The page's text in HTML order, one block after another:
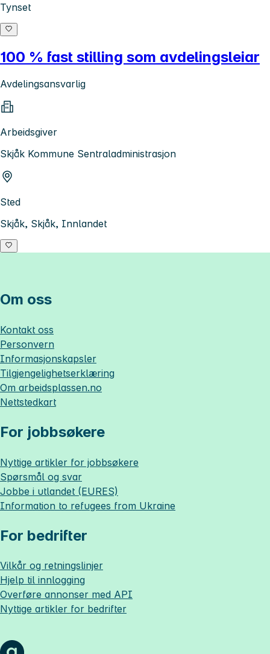
Tynset
100 % fast stilling som avdelingsleiar
Avdelingsansvarlig
Arbeidsgiver
Skjåk Kommune Sentraladministrasjon
Sted
Skjåk, Skjåk, Innlandet
Om oss
Kontakt oss
Personvern
Informasjonskapsler
Tilgjengelighetserklæring
Om arbeidsplassen.no
Nettstedkart
For jobbsøkere
Nyttige artikler for jobbsøkere
Spørsmål og svar
Jobbe i utlandet (EURES)
Information to refugees from Ukraine
For bedrifter
Vilkår og retningslinjer
Hjelp til innlogging
Overføre annonser med API
Nyttige artikler for bedrifter